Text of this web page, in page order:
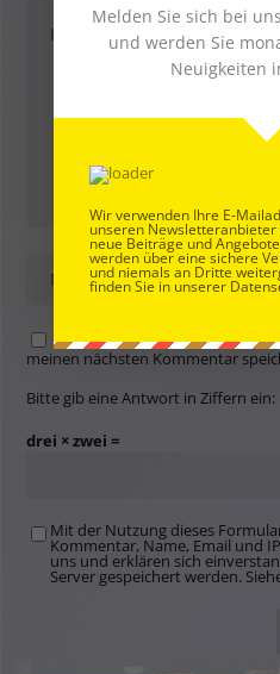
Name, E-Mail-Adresse und
meinen nächsten Kommentar
Bitte gib eine Antwort in Ziffern ein:
drei × zwei =
Mit der Nutzung dieses
Kommentar, Name, Email und
uns und erklären sich
Server gespeichert werden.
Melden Sie sich bei
und werden Sie
Neuigkeiten
Wir verwenden Ihre E-
unseren
neue Beiträge und
werden über eine sichere
und niemals an Dritte
finden Sie in unserer